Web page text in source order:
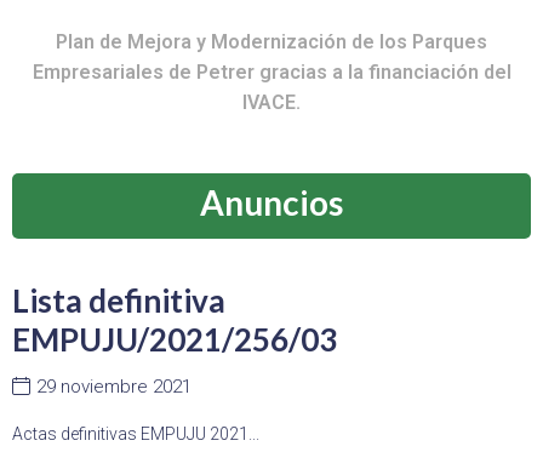
Plan de Mejora y Modernización de los Parques
Empresariales de Petrer gracias a la financiación del
IVACE.
Anuncios
Lista definitiva
EMPUJU/2021/256/03
29 noviembre 2021
Actas definitivas EMPUJU 2021...